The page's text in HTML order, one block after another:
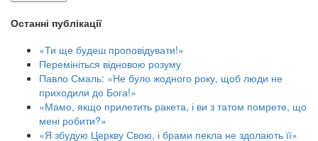
Останні публікації
«Ти ще будеш проповідувати!»
Перемініться відновою розуму
Павло Смаль: «Не було жодного року, щоб люди не
приходили до Бога!»
«Мамо, якщо прилетить ракета, і ви з татом помрете, що
мені робити?»
«Я збудую Церкву Свою, і брами пекла не здолають її»